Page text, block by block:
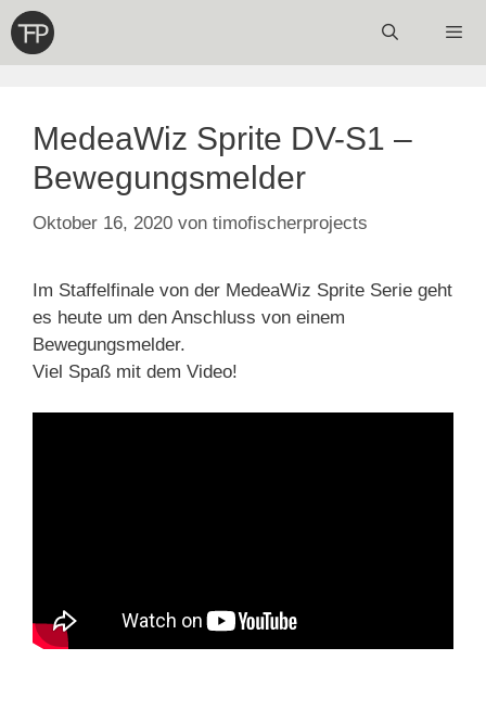
Zum
Inhalt
springen
MedeaWiz Sprite DV-S1 –
Bewegungsmelder
Oktober 16, 2020 von timofischerprojects
Im Staffelfinale von der MedeaWiz Sprite Serie geht
es heute um den Anschluss von einem
Bewegungsmelder.
Viel Spaß mit dem Video!